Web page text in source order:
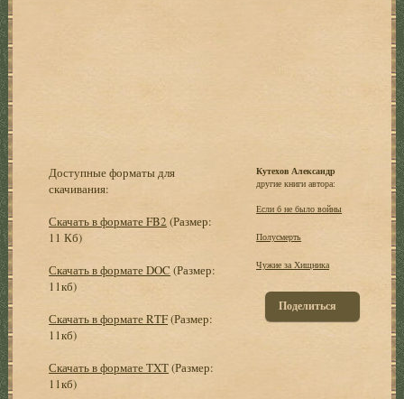
Доступные форматы для
скачивания:
Скачать в формате FB2 (Размер:
11 Кб)
Скачать в формате DOC (Размер:
11кб)
Скачать в формате RTF(Размер:
11кб)
Скачать в формате TXT(Размер:
11кб)
Кутехов Александр
другие книги автора:
Если б не было войны
Полусмерть
Чужие за Хищника
Поделиться